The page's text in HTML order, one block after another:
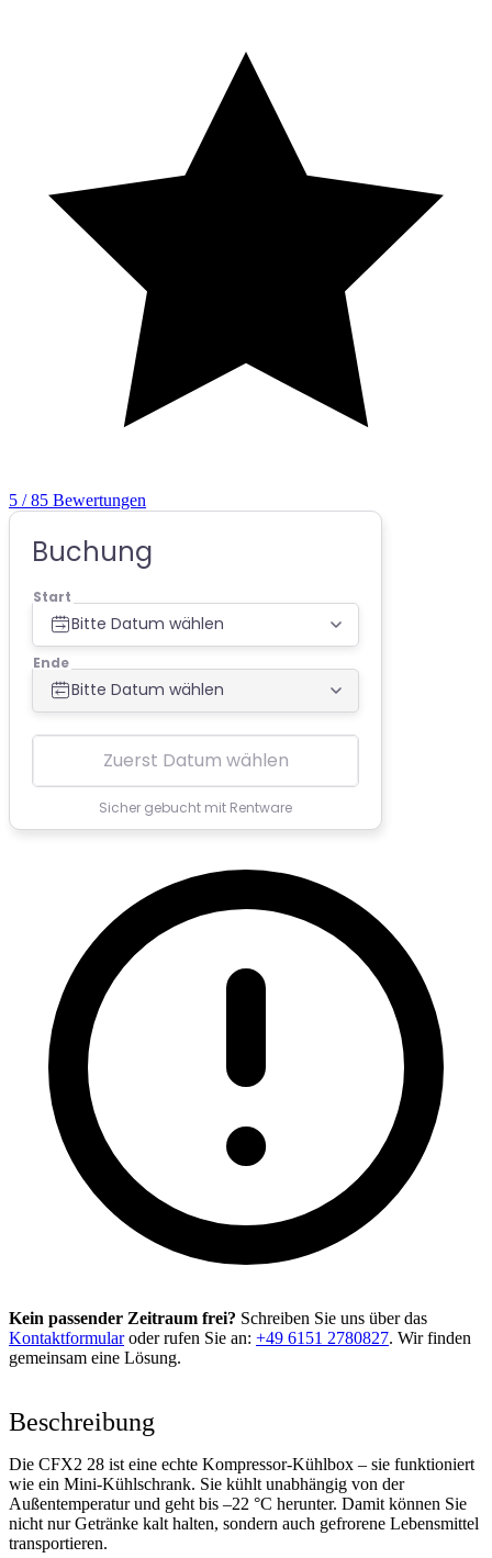
5 / 85 Bewertungen
Kein passender Zeitraum frei? Schreiben Sie uns über das
Kontaktformularoder rufen Sie an: +49 6151 2780827. Wir finden
gemeinsam eine Lösung.
Beschreibung
Die CFX2 28 ist eine echte Kompressor-Kühlbox – sie funktioniert
wie ein Mini-Kühlschrank. Sie kühlt unabhängig von der
Außentemperatur und geht bis –22 °C herunter. Damit können Sie
nicht nur Getränke kalt halten, sondern auch gefrorene Lebensmittel
transportieren.